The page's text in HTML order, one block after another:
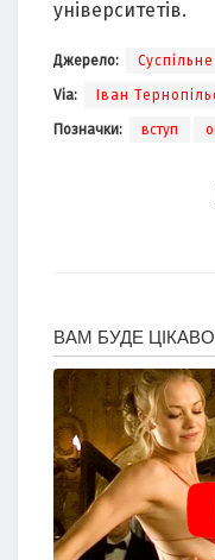
університетів.
Джерело: Суспільне
Via: Іван
Позначки: вступ